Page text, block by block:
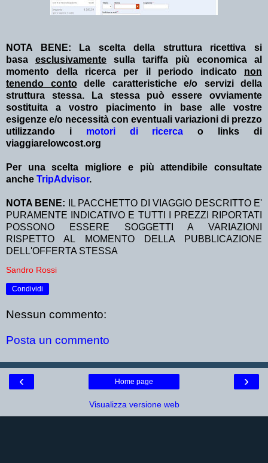
NOTA BENE: La scelta della struttura ricettiva si
basa esclusivamente sulla tariffa più economica al
momento della ricerca per il periodo indicato non
tenendo contodelle caratteristiche e/o servizi della
struttura stessa. La stessa può essere ovviamente
sostituita a vostro piacimento in base alle vostre
esigenze e/o necessità con eventuali variazioni di prezzo
utilizzando i motori di ricerca o links di
viaggiarelowcost.org
Per una scelta migliore e più attendibile consultate
anche TripAdvisor.
NOTA BENE:
IL PACCHETTO DI VIAGGIO DESCRITTO E'
PURAMENTE INDICATIVO E TUTTI I PREZZI RIPORTATI
POSSONO ESSERE SOGGETTI A VARIAZIONI
RISPETTO AL MOMENTO DELLA PUBBLICAZIONE
DELL'OFFERTA STESSA
Sandro Rossi
Condividi
Nessun commento:
Posta un commento
‹ ›
Home page
Visualizza versione web